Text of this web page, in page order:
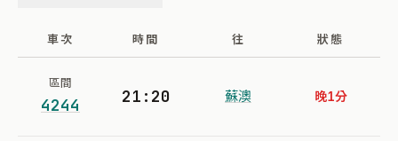
車次 時間 往 狀態
區間
4244 21:20 蘇澳 晚1分